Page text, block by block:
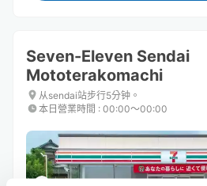
Seven-Eleven Sendai
Mototerakomachi
从sendai站步行5分钟。
本日營業時間 : 00:00〜00:00